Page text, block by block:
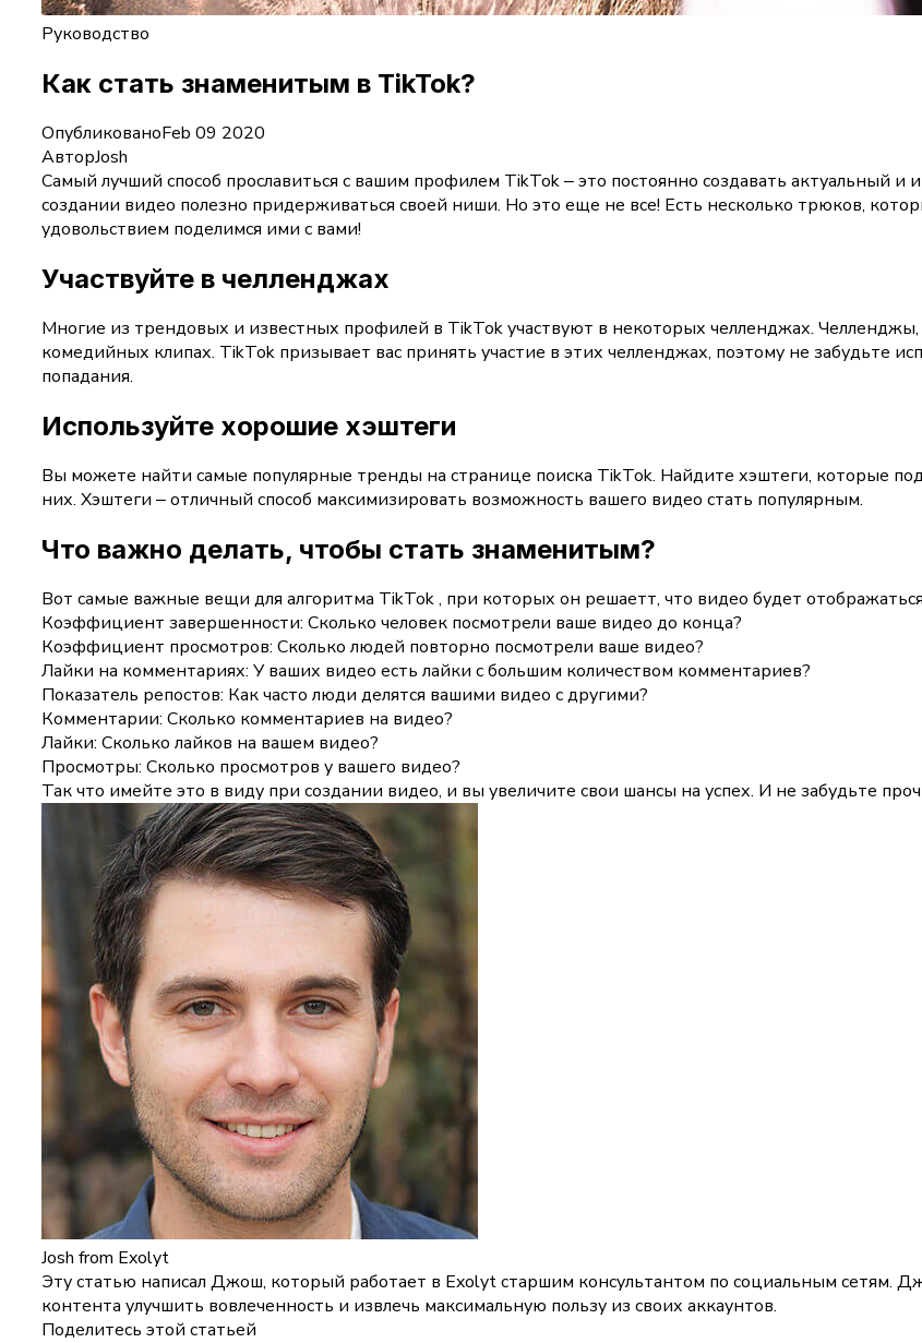
Руководство
Как стать знаменитым в TikTok?
ОпубликованоFeb 09 2020
АвторJosh
Самый лучший способ прославиться с вашим профилем TikTok ‒ это постоянно создавать актуальный
создании видео полезно придерживаться своей ниши. Но это еще не все! Есть несколько трюков,
удовольствием поделимся ими с вами!
Участвуйте в челленджах
Многие из трендовых и известных профилей в TikTok участвуют в некоторых челленджах. Челленджы,
комедийных клипах. TikTok призывает вас принять участие в этих челленджах, поэтому не забудьте
попадания.
Используйте хорошие хэштеги
Вы можете найти самые популярные тренды на странице поиска TikTok. Найдите хэштеги, которые
них. Хэштеги ‒ отличный способ максимизировать возможность вашего видео стать популярным.
Что важно делать, чтобы стать знаменитым?
Вот самые важные вещи для алгоритма TikTok , при которых он решаетт, что видео будет
Коэффициент завершенности: Сколько человек посмотрели ваше видео до конца?
Коэффициент просмотров: Сколько людей повторно посмотрели ваше видео?
Лайки на комментариях: У ваших видео есть лайки с большим количеством комментариев?
Показатель репостов: Как часто люди делятся вашими видео с другими?
Комментарии: Сколько комментариев на видео?
Лайки: Сколько лайков на вашем видео?
Просмотры: Сколько просмотров у вашего видео?
Так что имейте это в виду при создании видео, и вы увеличите свои шансы на успех. И не забудьте
Josh from Exolyt
Эту статью написал Джош, который работает в Exolyt старшим консультантом по социальным сетям.
контента улучшить вовлеченность и извлечь максимальную пользу из своих аккаунтов.
Поделитесь этой статьей